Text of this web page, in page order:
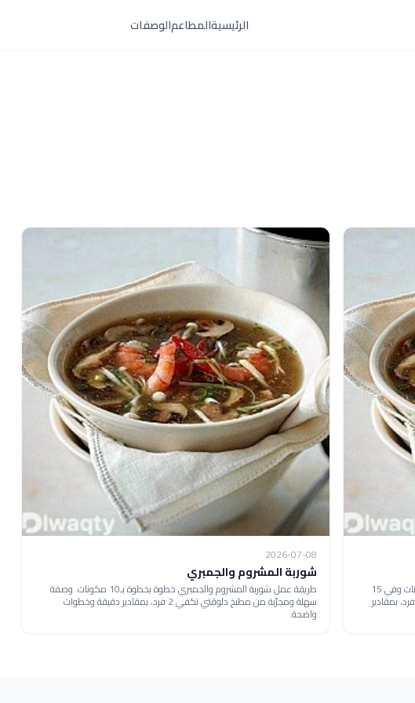
الرئيسيةالمطاعمالوصفات
طريقة عمل حساء المشروم بالجمبري خطوة بخطوة بـ10 مكونات وفي 15
دقيقة فقط. وصفة سهلة ومجرّبة من مطبخ دلوقتي تكفي 2 فرد، بمقادير
2026-07-08
شوربة المشروم والجمبري
طريقة عمل شوربة المشروم والجمبري خطوة بخطوة بـ10 مكونات. وصفة
سهلة ومجرّبة من مطبخ دلوقتي تكفي 2 فرد، بمقادير دقيقة وخطوات
واضحة.